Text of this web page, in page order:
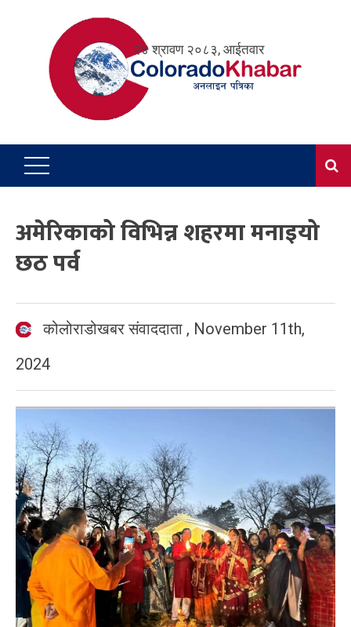
२४ श्रावण २०८३, आईतवार
अमेरिकाको विभिन्न शहरमा मनाइयो
छठ पर्व
कोलोराडोखबर संवाददाता , November 11th,
2024